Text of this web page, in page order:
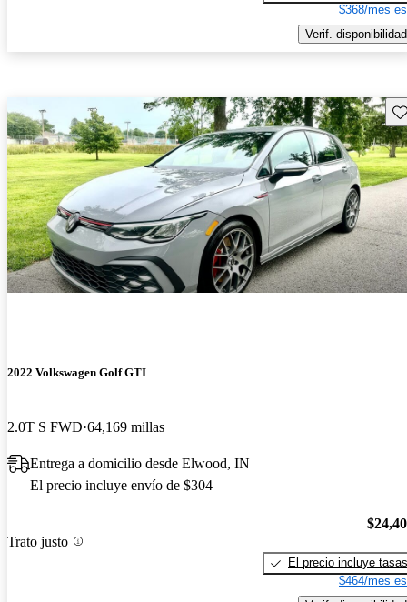
$368/mes
Verif. disponibilidad
2022 Volkswagen Golf GTI
2.0T S FWD 64,169 millas
Entrega a domicilio desde Elwood, IN
El precio incluye envío de $304
Trato justo
El precio incluye tasas
$464/mes